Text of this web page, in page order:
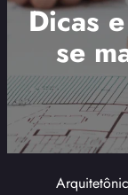
Dicas
se